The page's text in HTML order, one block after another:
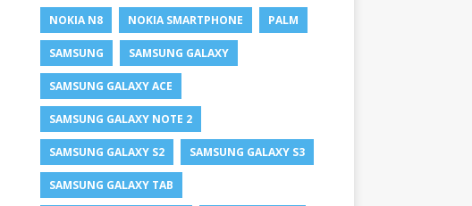
NOKIA N8 NOKIA SMARTPHONE PALM
SAMSUNG SAMSUNG GALAXY
SAMSUNG GALAXY ACE
SAMSUNG GALAXY NOTE 2
SAMSUNG GALAXY S2 SAMSUNG GALAXY S3
SAMSUNG GALAXY TAB